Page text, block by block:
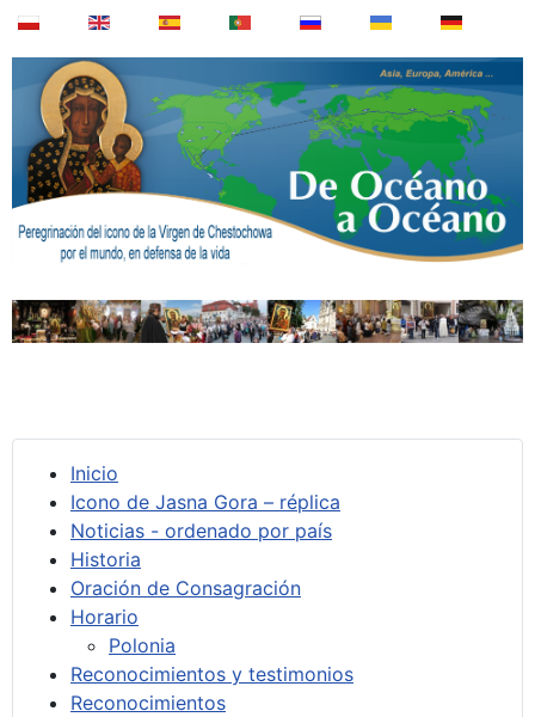
Inicio
Icono de Jasna Gora – réplica
Noticias - ordenado por país
Historia
Oración de Consagración
Horario
Polonia
Reconocimientos y testimonios
Reconocimientos